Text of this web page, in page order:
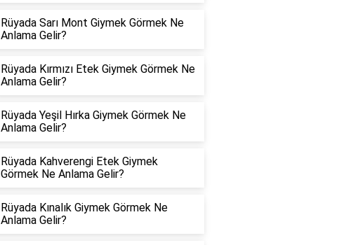
Rüyada Sarı Mont Giymek Görmek Ne
Anlama Gelir?
Rüyada Kırmızı Etek Giymek Görmek Ne
Anlama Gelir?
Rüyada Yeşil Hırka Giymek Görmek Ne
Anlama Gelir?
Rüyada Kahverengi Etek Giymek
Görmek Ne Anlama Gelir?
Rüyada Kınalık Giymek Görmek Ne
Anlama Gelir?